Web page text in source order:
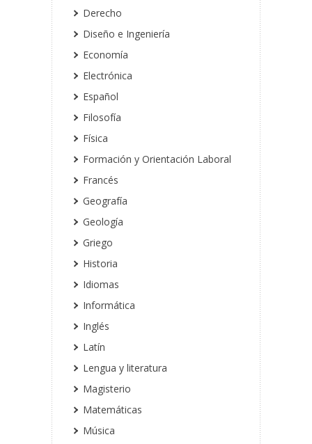
Derecho
Diseño e Ingeniería
Economía
Electrónica
Español
Filosofía
Física
Formación y Orientación Laboral
Francés
Geografía
Geología
Griego
Historia
Idiomas
Informática
Inglés
Latín
Lengua y literatura
Magisterio
Matemáticas
Música